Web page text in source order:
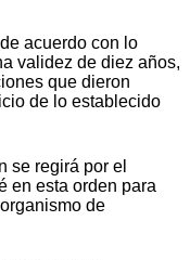
acuerdo con lo
validez de diez años,
que dieron
de lo establecido
se regirá por el
en esta orden para
de